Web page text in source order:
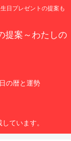
日プレゼントの提案も
提案～わたしの
の暦と運勢
ています。